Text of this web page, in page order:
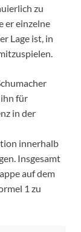
zu
er einzelne
Lage ist, in
für
in der
innerhalb
Insgesamt
auf dem
1 zu